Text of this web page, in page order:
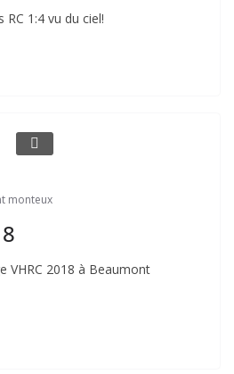
1:4 vu du ciel!
monteux
VHRC 2018 à Beaumont